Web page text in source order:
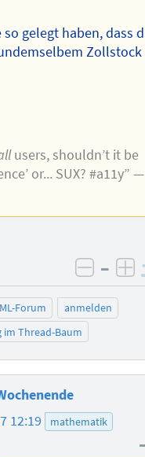
gelegt haben, dass
Zollstock
users, shouldn’t it be
or... SUX? #a11y” —
–
Forum
anmelden
im Thread-Baum
12:19 mathematik